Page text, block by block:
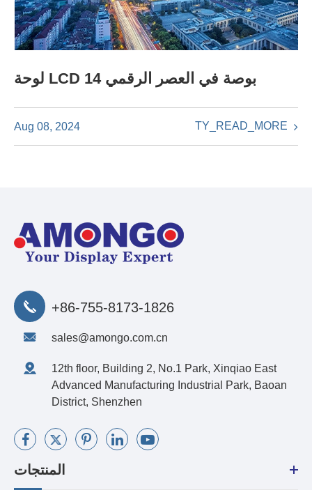
لوحة LCD 14 بوصة في العصر الرقمي
Aug 08, 2024 TY_READ_MORE
+86-755-8173-1826
sales@amongo.com.cn
12th floor, Building 2, No.1 Park, Xinqiao East
Advanced Manufacturing Industrial Park, Baoan
District, Shenzhen
المنتجات